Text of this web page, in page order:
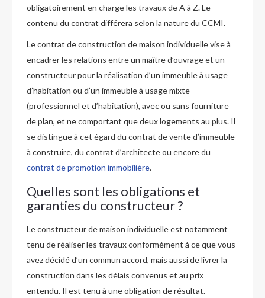
obligatoirement en charge les travaux de A à Z. Le
contenu du contrat différera selon la nature du CCMI.
Le contrat de construction de maison individuelle vise à
encadrer les relations entre un maître d’ouvrage et un
constructeur pour la réalisation d’un immeuble à usage
d’habitation ou d’un immeuble à usage mixte
(professionnel et d’habitation), avec ou sans fourniture
de plan, et ne comportant que deux logements au plus. Il
se distingue à cet égard du contrat de vente d’immeuble
à construire, du contrat d’architecte ou encore du
contrat de promotion immobilière.
Quelles sont les obligations et
garanties du constructeur ?
Le constructeur de maison individuelle est notamment
tenu de réaliser les travaux conformément à ce que vous
avez décidé d’un commun accord, mais aussi de livrer la
construction dans les délais convenus et au prix
entendu. Il est tenu à une obligation de résultat.